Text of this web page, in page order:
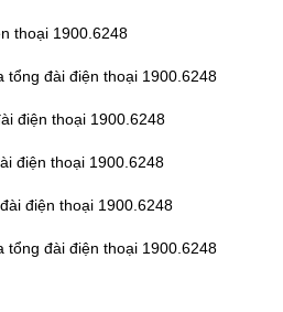
thoại 1900.6248
tổng đài điện thoại 1900.6248
điện thoại 1900.6248
điện thoại 1900.6248
điện thoại 1900.6248
tổng đài điện thoại 1900.6248